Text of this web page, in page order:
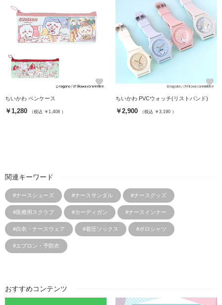
favorite
ちいかわ ペンケース
￥1,280 （税込 ￥1,408 ）
favorite
ちいかわ PVCウォッチ(リストバンド)
￥2,900 （税込 ￥3,190 ）
関連キーワード
#ナースシューズ #ナースサンダル #ナースグッズ
#医療用スクラブ #カーディガン #ナースインナー
#白衣・ナースウェア #着圧ソックス #ポロシャツ
#エプロン・予防衣
おすすめコンテンツ